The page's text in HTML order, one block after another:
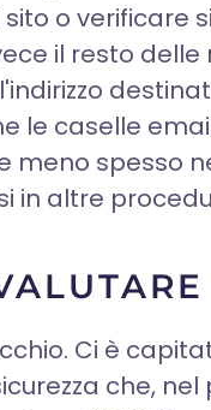
o verificare
il resto delle
le caselle
meno spesso
in altre
Ci è
che,